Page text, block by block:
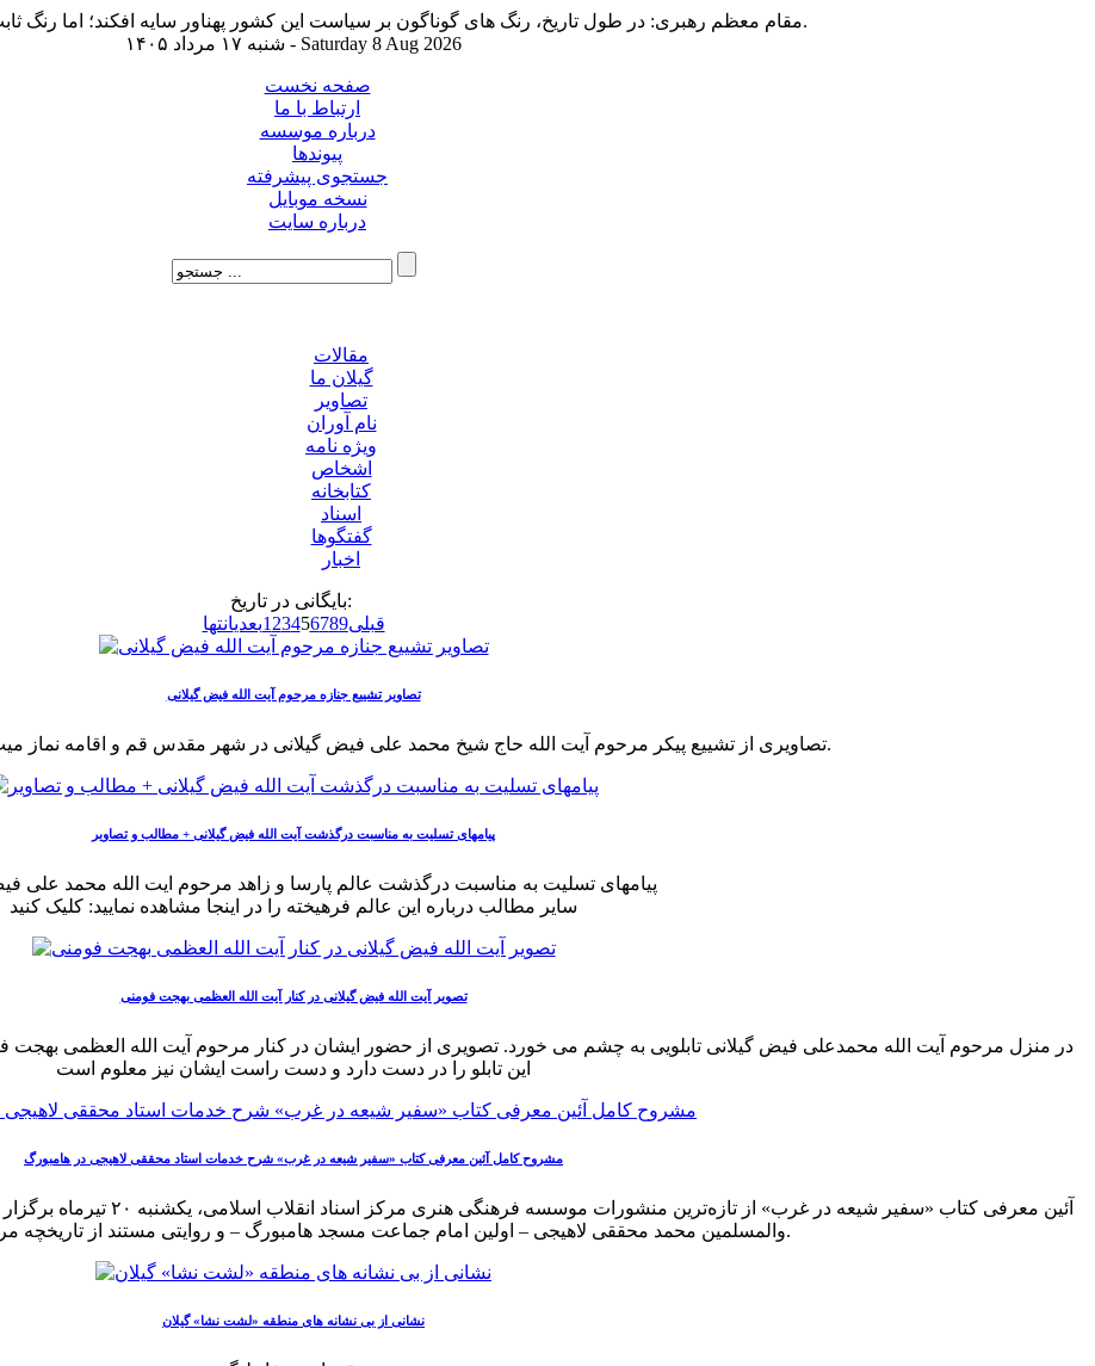
مقام معظم رهبری: در طول تاریخ، رنگ های گوناگون بر سیاست این کشور پهناور سایه افکند؛ اما رنگ ثابت مردم گیلان، رنگ ایمان بود.
شنبه ۱۷ مرداد ۱۴۰۵ - Saturday 8 Aug 2026
صفحه نخست
ارتباط با ما
درباره موسسه
پیوندها
جستجوی پیشرفته
نسخه موبایل
درباره سایت
مقالات
گیلان ما
تصاویر
نام آوران
ویژه نامه
اشخاص
کتابخانه
اسناد
گفتگوها
اخبار
بایگانی در تاریخ:
قبلی
1 23456789 بعدیانتها
تصاویر تشییع جنازه مرحوم آیت الله فیض گیلانی
تصاویری از تشییع پیکر مرحوم آیت الله حاج شیخ محمد علی فیض گیلانی در شهر مقدس قم و اقامه نماز میت و حضور علما و فضلای گیلانی.
پیامهای تسلیت به مناسبت درگذشت آیت الله فیض گیلانی + مطالب و تصاویر
پیامهای تسلیت به مناسبت درگذشت عالم پارسا و زاهد مرحوم ایت الله محمد علی
سایر مطالب درباره این عالم فرهیخته را در اینجا مشاهده نمایید: کلیک کنید
تصویر آیت الله فیض گیلانی در کنار آیت الله العظمی بهجت فومنی
در منزل مرحوم آیت الله محمدعلی فیض گیلانی تابلویی به چشم می خورد. تصویری از حضور ایشان در کنار مرحوم آیت الله العظمی بهجت
این تابلو را در دست دارد و دست راست ایشان نیز معلوم است
مشروح کامل آئین معرفی کتاب «سفیر شیعه در غرب» شرح خدمات استاد محققی لاهیجی در هامبورگ
آئین معرفی کتاب «سفیر شیعه در
والمسلمین محمد محققی لاهیجی – اولین امام جماعت مسجد هامبورگ – و روایتی مستند از تاریخچه مرکز اسلامی هامبورگ است.
نشانی از بی نشانه های منطقه «لشت نشا» گیلان